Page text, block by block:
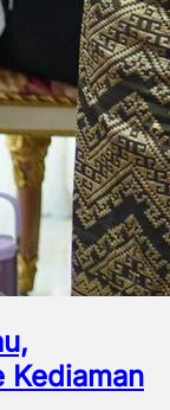
Kediaman